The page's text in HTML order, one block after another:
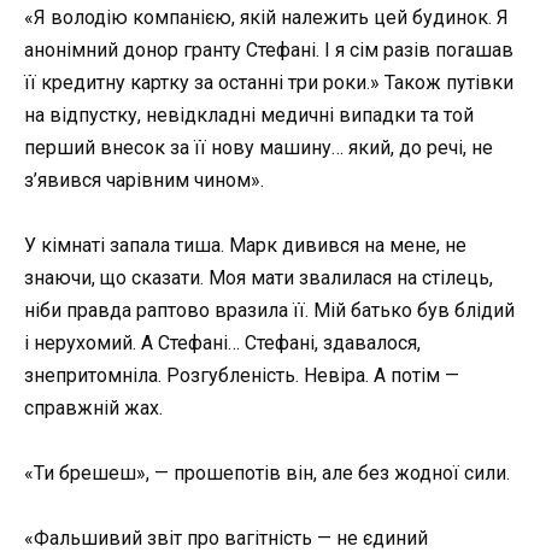
«Я володію компанією, якій належить цей будинок. Я
анонімний донор гранту Стефані. І я сім разів погашав
її кредитну картку за останні три роки.» Також путівки
на відпустку, невідкладні медичні випадки та той
перший внесок за її нову машину… який, до речі, не
з’явився чарівним чином».
У кімнаті запала тиша. Марк дивився на мене, не
знаючи, що сказати. Моя мати звалилася на стілець,
ніби правда раптово вразила її. Мій батько був блідий
і нерухомий. А Стефані… Стефані, здавалося,
знепритомніла. Розгубленість. Невіра. А потім —
справжній жах.
«Ти брешеш», — прошепотів він, але без жодної сили.
«Фальшивий звіт про вагітність — не єдиний